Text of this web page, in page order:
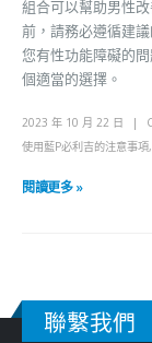
組合可以幫助男性
前，請務必遵循建
您有性功能障礙的
個適當的選擇。
2023 年 10 月 22 日
使用藍P必利吉的注意事項,
閱讀更多 »
聯繫我們